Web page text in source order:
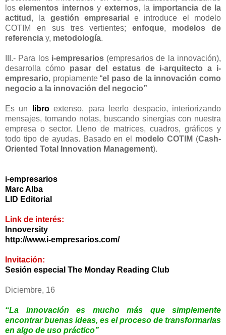
loselementos internosy externos, la importancia de la
actitud , la gestión empresarial
e introduce el modelo
COTIM en sus tres vertientes;enfoque, modelos de
referencia y, metodología.
III.- Para los i-empresarios(empresarios de la innovación),
desarrolla cómo pasar del estatus de i-arquitecto a i-
empresario, propiamente “el paso de la innovación como
negocio a la innovación del negocio”
Es un libro extenso, para leerlo despacio, interiorizando
mensajes, tomando notas, buscando sinergias con nuestra
empresa o sector. Lleno de matrices, cuadros, gráficos y
todo tipo de ayudas. Basado en el modelo COTIM (Cash-
Oriented Total Innovation Management).
i-empresarios
Marc Alba
LID Editorial
Link de interés:
Innoversity
http://www.i-empresarios.com/
Invitación:
Sesión especial The Monday Reading Club
Diciembre, 16
“La innovación es mucho más que simplemente
encontrar buenas ideas, es el proceso de transformarlas
en algo de uso práctico”